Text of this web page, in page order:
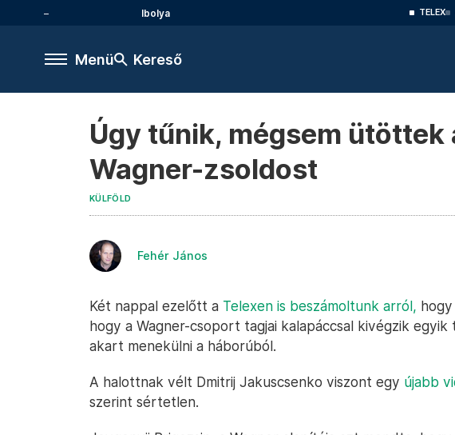
Ibolya TELEX
Menü Kereső
Úgy tűnik, mégsem
Wagner-zsoldost
KÜLFÖLD
Fehér János
Két nappal ezelőtt a Telexen is beszámoltunk arról,
hogy a Wagner-csoport tagjai kalapáccsal kivégzik
akart menekülni a háborúból.
A halottnak vélt Dmitrij Jakuscsenko viszont egy újabb
szerint sértetlen.